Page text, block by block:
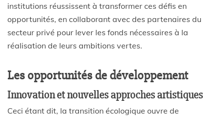
institutions réussissent à transformer ces défis en
opportunités, en collaborant avec des partenaires du
secteur privé pour lever les fonds nécessaires à la
réalisation de leurs ambitions vertes.
Les opportunités de développement
Innovation et nouvelles approches artistiques
Ceci étant dit, la transition écologique ouvre de